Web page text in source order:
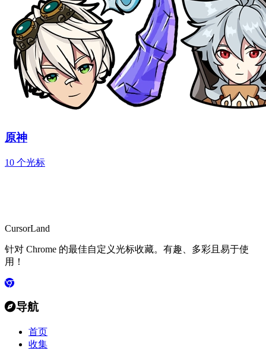
原神
10 个光标
CursorLand
针对 Chrome 的最佳自定义光标收藏。有趣、多彩且易于使
用！
导航
首页
收集